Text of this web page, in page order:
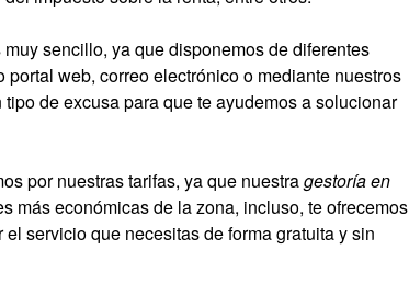
muy sencillo, ya que disponemos de diferentes
web, correo electrónico o mediante nuestros
de excusa para que te ayudemos a solucionar
por nuestras tarifas, ya que nuestragestoría en
más económicas de la zona, incluso, te ofrecemos
servicio que necesitas de forma gratuita y sin